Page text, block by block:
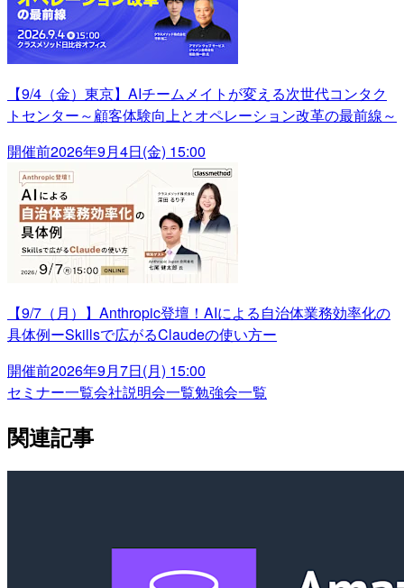
【9/4（金）東京】AIチームメイトが変える次世代コンタク
トセンター～顧客体験向上とオペレーション改革の最前線～
開催前2026年9月4日(金) 15:00
【9/7（月）】Anthropic登壇！AIによる自治体業務効率化の
具体例ーSkillsで広がるClaudeの使い方ー
開催前2026年9月7日(月) 15:00
セミナー一覧会社説明会一覧勉強会一覧
関連記事